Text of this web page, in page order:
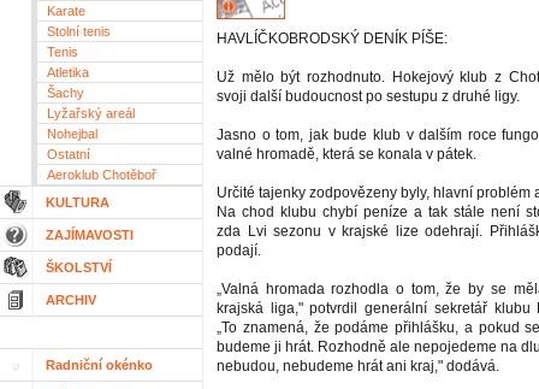
Karate
Stolní tenis
Tenis
Atletika
Šachy
Lyžařský areál
Nohejbal
Ostatní
Aeroklub Chotěboř
KULTURA
ZAJÍMAVOSTI
ŠKOLSTVÍ
ARCHIV
Radniční okénko
HAVLÍČKOBRODSKÝ DENÍK PÍŠE:
Už mělo být rozhodnuto. Hokejový klub z
svoji další budoucnost po sestupu z druhé ligy.
Jasno o tom, jak bude klub v dalším roce
valné hromadě, která se konala v pátek.
Určité tajenky zodpovězeny byly, hlavní problém
Na chod klubu chybí peníze a tak stále není
zda Lvi sezonu v krajské lize odehrají.
podají.
„Valná hromada rozhodla o tom, že by se
krajská liga," potvrdil generální sekretář klubu
„To znamená, že podáme přihlášku, a pokud
budeme ji hrát. Rozhodně ale nepojedeme na
nebudou, nebudeme hrát ani kraj," dodává.